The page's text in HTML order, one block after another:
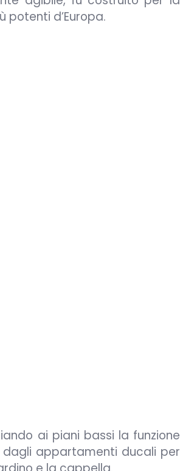
potenti d’Europa.
ai piani bassi la funzione
appartamenti ducali per